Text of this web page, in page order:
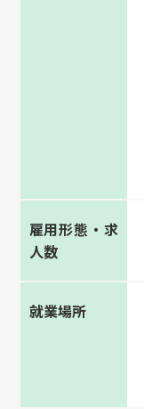
雇用形態・求
人数
就業場所